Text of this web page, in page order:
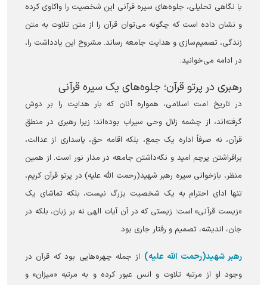
با نگاهی تحلیلی، جلوه‌های سیره قرآنی این شخصیت را واکاوی کرده
و نشان داده است که چگونه می‌توان قرآن را از متن تلاوت به متن
زندگی، تصمیم‌سازی و هدایت جامعه رساند. مشروح این یادداشت را،
در ادامه می‌خوانید:
رهبری در پرتو قرآن؛ جلوه‌های یک سیره قرآنی
در تاریخ امت اسلامی، همواره آنان که بار هدایت را بر دوش
گرفته‌اند، از چشمه زلال وحی سیراب بوده‌اند؛ زیرا رهبری در منطق
قرآن، نه صرفاً اداره یک جمع، بلکه اقامه حق، پاسداری از عدالت،
برافراشتن پرچم امید و نگه‌داشتن جامعه در مدار نور است. از همین
منظر، بازخوانی سیره رهبر شهید(رحمت الله علیه) در پرتو قرآن کریم،
تنها ادای احترام به یک شخصیت بزرگ نیست، بلکه تماشای یک
«زیست قرآنی» است؛ زیستی که در آن آیات الهی نه بر زبان، بلکه در
جان، اندیشه، تصمیم و رفتار جاری بود.
رهبر شهید(رحمت الله علیه) از جمله چهره‌هایی بود که قرآن در
وجود او از مرتبه تلاوت و انس عبور کرده و به مرتبه «میزان» و